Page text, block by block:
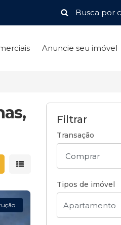
Anuncie seu imóvel
resultados em grade
Mostrar resultados em lista
Filtrar
Transação
Tipos de imóvel